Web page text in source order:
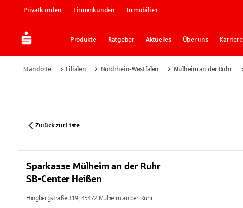
Privatkunden Firmenkunden Immobilien
Produkte Ratgeber Aktuelles Über uns Karriere
Standorte Filialen Nordrhein-Westfalen Mülheim an der Ruhr
Zurück zur Liste
Sparkasse Mülheim an der Ruhr
SB-Center Heißen
Hingbergstraße 319, 45472 Mülheim an der Ruhr